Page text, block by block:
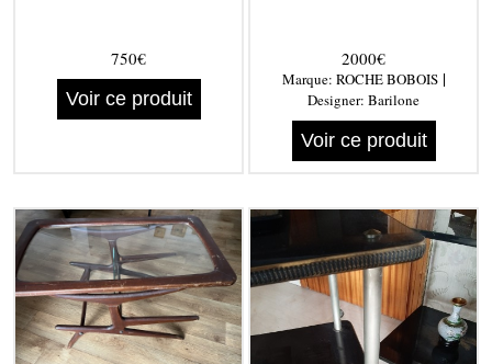
750€
Voir ce produit
2000€
Marque: ROCHE BOBOIS|
Designer: Barilone
Voir ce produit